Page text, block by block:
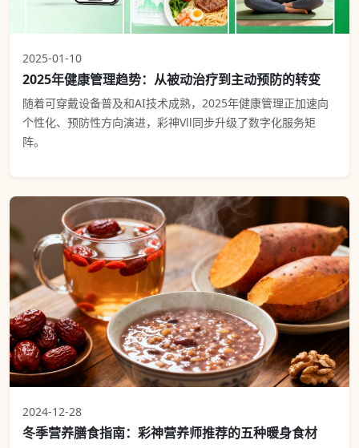
2025-01-10
2025年健康管理趋势：从被动治疗到主动预防的转变
随着可穿戴设备普及和AI技术成熟，2025年健康管理正加速向
个性化、预防性方向演进，彩神Vll同步升级了数字化服务矩
阵。
2024-12-28
冬季营养膳食指南：彩神营养师推荐的五种暖身食材